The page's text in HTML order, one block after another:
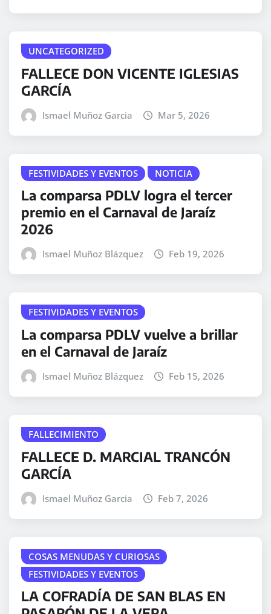
UNCATEGORIZED
FALLECE DON VICENTE IGLESIAS
GARCÍA
Ismael Muñoz Garcia Mar 5, 2026
FESTIVIDADES Y EVENTOS NOTICIA
La comparsa PDLV logra el tercer
premio en el Carnaval de Jaraíz
2026
Ismael Muñoz Blázquez Feb 19, 2026
FESTIVIDADES Y EVENTOS
La comparsa PDLV vuelve a brillar
en el Carnaval de Jaraíz
Ismael Muñoz Blázquez Feb 15, 2026
FALLECIMIENTO
FALLECE D. MARCIAL TRANCÓN
GARCÍA
Ismael Muñoz Garcia Feb 7, 2026
COSAS MENUDAS Y CURIOSAS
FESTIVIDADES Y EVENTOS
LA COFRADÍA DE SAN BLAS EN